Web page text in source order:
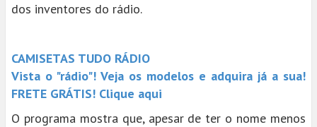
dos inventores do rádio.
CAMISETAS TUDO RÁDIO
Vista o "rádio"! Veja os modelos e adquira já a sua!
FRETE GRÁTIS! Clique aqui
O programa mostra que, apesar de ter o nome menos